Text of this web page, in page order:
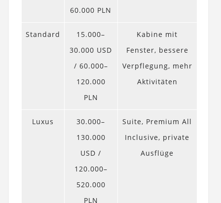
60.000 PLN
Standard
15.000–
30.000 USD
/ 60.000–
120.000
PLN
Kabine mit
Fenster, bessere
Verpflegung, mehr
Aktivitäten
Luxus
30.000–
130.000
USD /
120.000–
520.000
PLN
Suite, Premium All
Inclusive, private
Ausflüge